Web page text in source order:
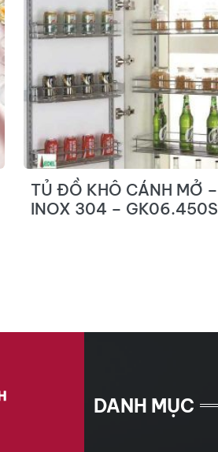
TỦ ĐỒ KHÔ CÁNH MỞ –
INOX 304 – GK06.450S
DANH MỤC